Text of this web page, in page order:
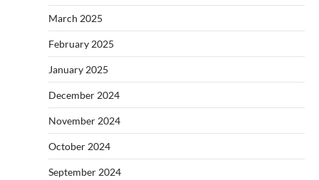
March 2025
February 2025
January 2025
December 2024
November 2024
October 2024
September 2024